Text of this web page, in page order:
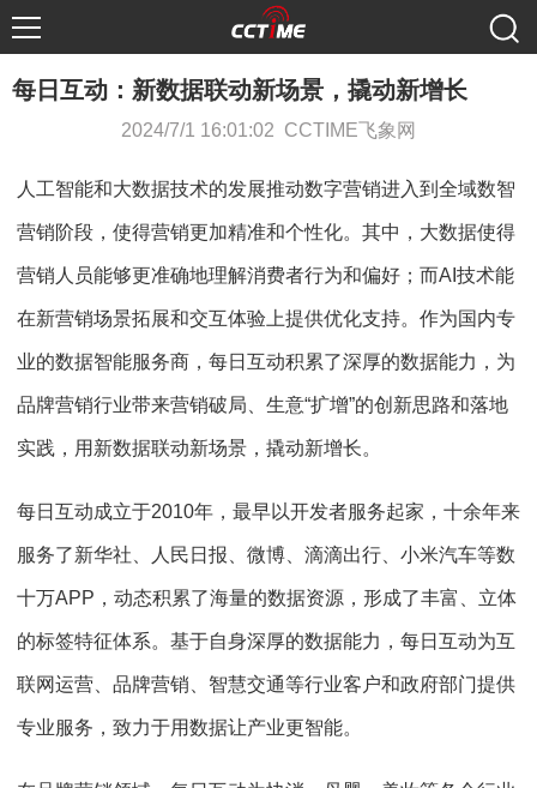
每日互动：新数据联动新场景，撬动新增长
2024/7/1 16:01:02 CCTIME飞象网
人工智能和大数据技术的发展推动数字营销进入到全域数智
营销阶段，使得营销更加精准和个性化。其中，大数据使得
营销人员能够更准确地理解消费者行为和偏好；而AI技术能
在新营销场景拓展和交互体验上提供优化支持。作为国内专
业的数据智能服务商，每日互动积累了深厚的数据能力，为
品牌营销行业带来营销破局、生意“扩增”的创新思路和落地
实践，用新数据联动新场景，撬动新增长。
每日互动成立于2010年，最早以开发者服务起家，十余年来
服务了新华社、人民日报、微博、滴滴出行、小米汽车等数
十万APP，动态积累了海量的数据资源，形成了丰富、立体
的标签特征体系。基于自身深厚的数据能力，每日互动为互
联网运营、品牌营销、智慧交通等行业客户和政府部门提供
专业服务，致力于用数据让产业更智能。